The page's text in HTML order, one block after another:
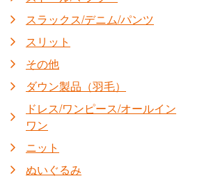
スラックス/デニム/パンツ
スリット
その他
ダウン製品（羽毛）
ドレス/ワンピース/オールイン
ワン
ニット
ぬいぐるみ